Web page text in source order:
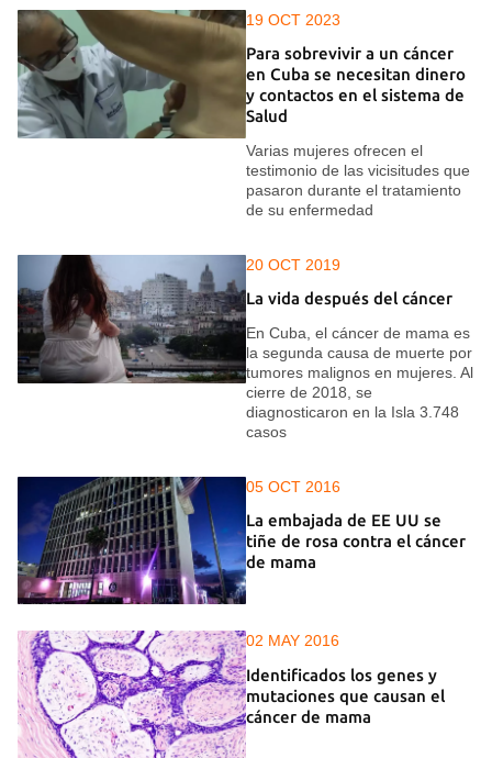
19 OCT 2023
Para sobrevivir a un cáncer
en Cuba se necesitan dinero
y contactos en el sistema de
Salud
Varias mujeres ofrecen el
testimonio de las vicisitudes que
pasaron durante el tratamiento
de su enfermedad
20 OCT 2019
La vida después del cáncer
En Cuba, el cáncer de mama es
la segunda causa de muerte por
tumores malignos en mujeres. Al
cierre de 2018, se
diagnosticaron en la Isla 3.748
casos
05 OCT 2016
La embajada de EE UU se
tiñe de rosa contra el cáncer
de mama
02 MAY 2016
Identificados los genes y
mutaciones que causan el
cáncer de mama